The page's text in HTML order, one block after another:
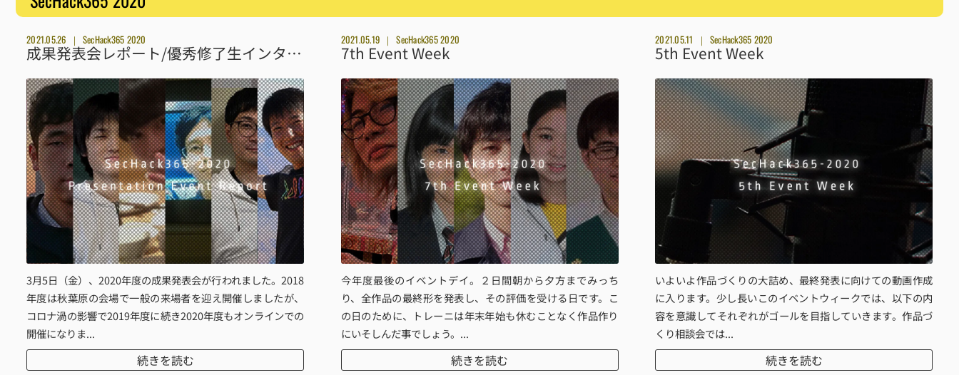
2021.05.26 SecHack365 2020
成果発表会レポート/優秀修了生インタビュー
3月5日（金）、2020年度の成果発表会が行われました。2018
年度は秋葉原の会場で一般の来場者を迎え開催しましたが、
コロナ渦の影響で2019年度に続き2020年度もオンラインでの
開催になりま...
続きを読む
2021.05.19 SecHack365 2020
7th Event Week
今年度最後のイベントデイ。２日間朝から夕方までみっち
り、全作品の最終形を発表し、その評価を受ける日です。こ
の日のために、トレーニは年末年始も休むことなく作品作り
にいそしんだ事でしょう。...
続きを読む
2021.05.11 SecHack365 2020
5th Event Week
いよいよ作品づくりの大詰め、最終発表に向けての動画作成
に入ります。少し長いこのイベントウィークでは、以下の内
容を意識してそれぞれがゴールを目指していきます。作品づ
くり相談会では...
続きを読む